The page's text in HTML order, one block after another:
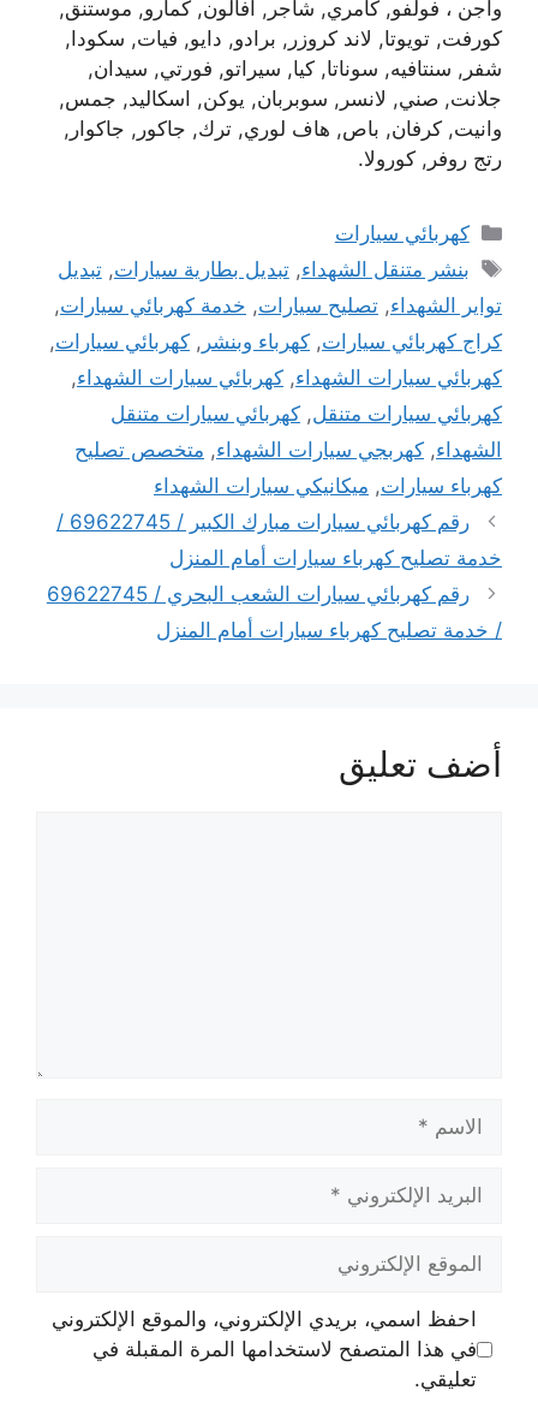
واجن ، فولفو, كامري, شاجر, افالون, كمارو, موستنق,
كورفت, تويوتا, لاند كروزر, برادو, دايو, فيات, سكودا,
شفر, سنتافيه, سوناتا, كيا, سيراتو, فورتي, سيدان,
جلانت, صني, لانسر, سوبربان, يوكن, اسكاليد, جمس,
وانيت, كرفان, باص, هاف لوري, ترك, جاكور, جاكوار,
رتج روفر, كورولا.
التصنيفات
كهربائي سيارات
الوسوم
بنشر متنقل الشهداء,تبديل بطارية سيارات,تبديل
تواير الشهداء, تصليح سيارات, خدمة كهربائي سيارات,
كراج كهربائي سيارات, كهرباء وبنشر , كهربائي سيارات,
كهربائي سيارات الشهداء, كهربائي سيارات الشهداء,
كهربائي سيارات متنقل, كهربائي سيارات متنقل
الشهداء, كهربجي سيارات الشهداء, متخصص تصليح
كهرباء سيارات, ميكانيكي سيارات الشهداء
رقم كهربائي سيارات مبارك الكبير / 69622745 /
خدمة تصليح كهرباء سيارات أمام المنزل
رقم كهربائي سيارات الشعب البحري / 69622745
/ خدمة تصليح كهرباء سيارات أمام المنزل
أضف تعليق
الاسم
البريد
الإلكتروني
الموقع
الإلكتروني
احفظ اسمي، بريدي الإلكتروني، والموقع الإلكتروني
في هذا المتصفح لاستخدامها المرة المقبلة في
تعليقي.